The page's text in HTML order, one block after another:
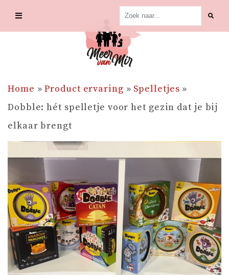
Home »Product ervaring » Spelletjes »
Dobble: hét spelletje voor het gezin dat je bij
elkaar brengt